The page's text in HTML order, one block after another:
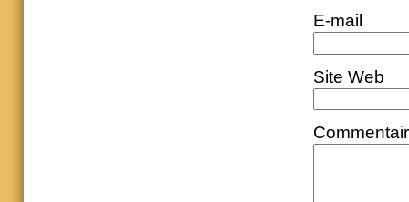
E-mail
Site Web